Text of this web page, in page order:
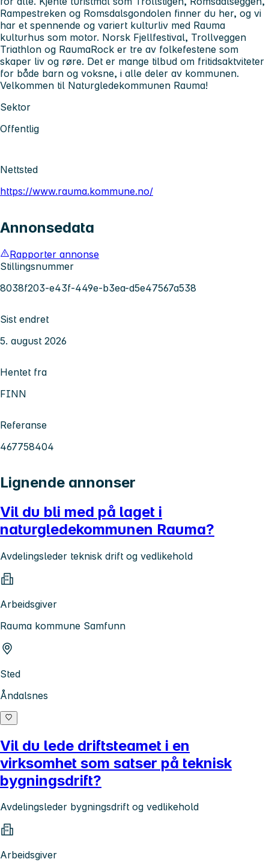
Rampestreken og Romsdalsgondolen finner du her, og vi
har et spennende og variert kulturliv med Rauma
kulturhus som motor. Norsk Fjellfestival, Trollveggen
Triathlon og RaumaRock er tre av folkefestene som
skaper liv og røre. Det er mange tilbud om fritidsaktviteter
for både barn og voksne, i alle deler av kommunen.
Velkommen til Naturgledekommunen Rauma!
Sektor
Offentlig
Nettsted
https://www.rauma.kommune.no/
Annonsedata
Rapporter annonse
Stillingsnummer
8038f203-e43f-449e-b3ea-d5e47567a538
Sist endret
5. august 2026
Hentet fra
FINN
Referanse
467758404
Lignende annonser
Vil du bli med på laget i
naturgledekommunen Rauma?
Avdelingsleder teknisk drift og vedlikehold
Arbeidsgiver
Rauma kommune Samfunn
Sted
Åndalsnes
Vil du lede driftsteamet i en
virksomhet som satser på teknisk
bygningsdrift?
Avdelingsleder bygningsdrift og vedlikehold
Arbeidsgiver